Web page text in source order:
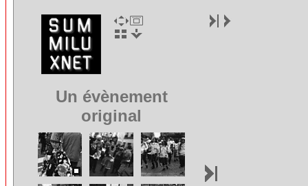
Un évènement
original